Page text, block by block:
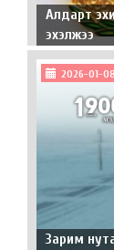
Алдарт
эхэлжээ
2026-01-08
Зарим